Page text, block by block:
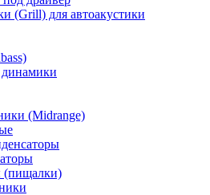
(Grill) для автоакустики
(Midrange)
(пищалки)